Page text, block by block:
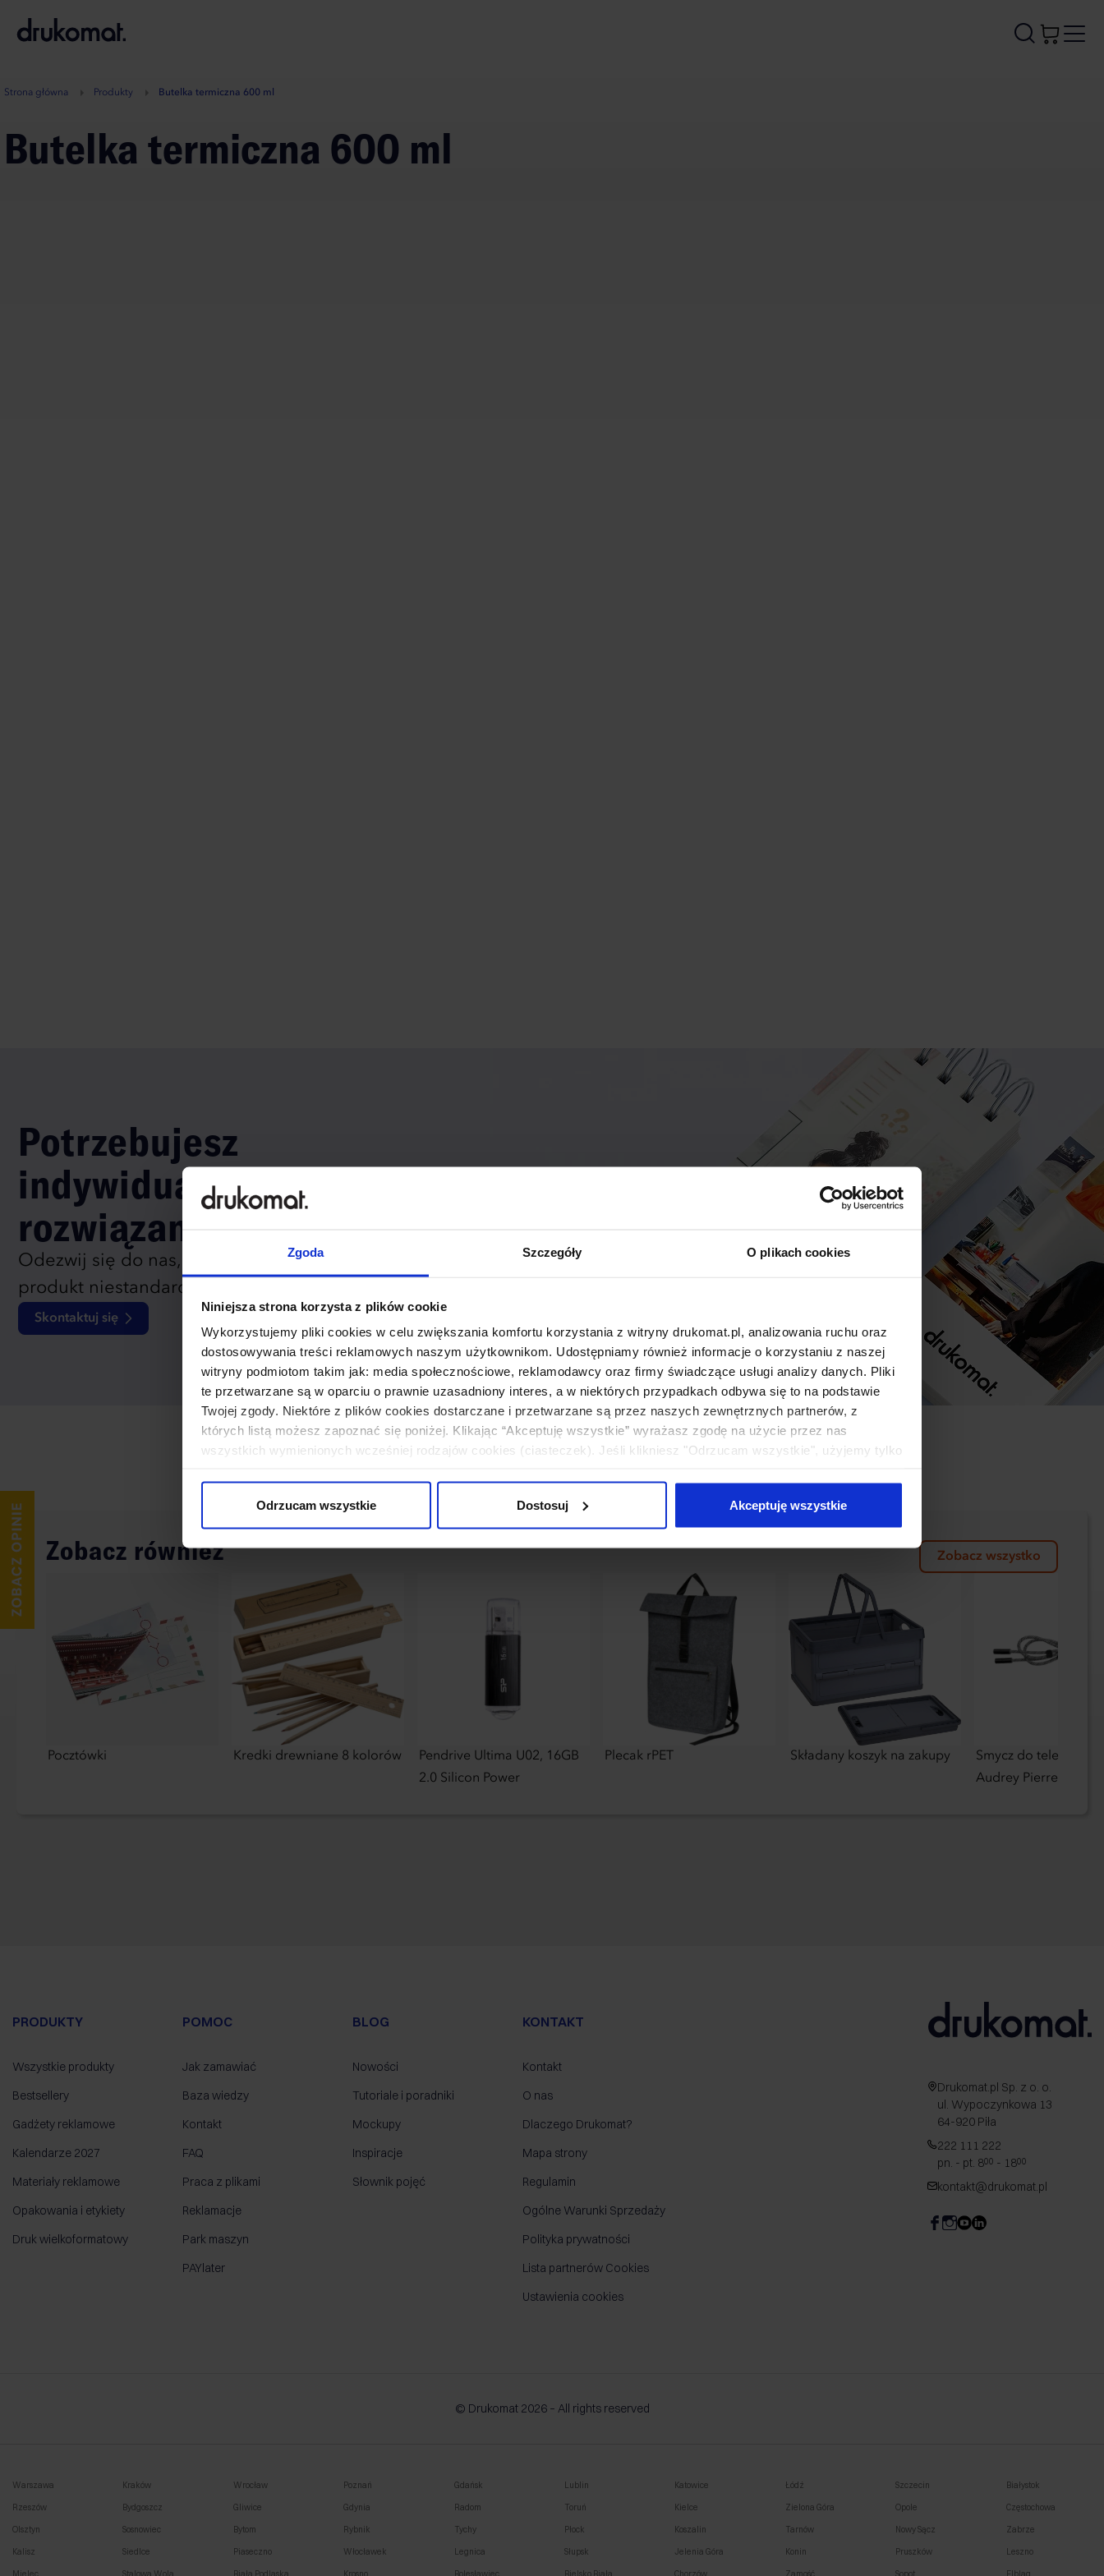
Zgoda Szczegóły O plikach cookies
Niniejsza strona korzysta z plików cookie
Wykorzystujemy pliki cookies w celu zwiększania komfortu korzystania z witryny drukomat.pl, analizowania ruchu oraz
dostosowywania treści reklamowych naszym użytkownikom. Udostępniamy również informacje o korzystaniu z naszej
witryny podmiotom takim jak: media społecznościowe, reklamodawcy oraz firmy świadczące usługi analizy danych. Pliki
te przetwarzane są w oparciu o prawnie uzasadniony interes, a w niektórych przypadkach odbywa się to na podstawie
Twojej zgody. Niektóre z plików cookies dostarczane i przetwarzane są przez naszych zewnętrznych partnerów, z
których listą możesz zapoznać się poniżej. Klikając “Akceptuję wszystkie” wyrażasz zgodę na użycie przez nas
wszystkich wymienionych wcześniej rodzajów cookies (ciasteczek). Jeśli klikniesz "Odrzucam wszystkie", użyjemy tylko
Odrzucam wszystkie
Dostosuj Akceptuję wszystkie
A
Strona główna Produkty Butelka termiczna 600 ml
Butelka termiczna 600 ml
Potrzebujesz
indywidualnego
rozwiązania?
Odezwij się do nas, aby omówić
produkt niestandardowy.
Skontaktuj się
Zobacz również Zobacz wszystko
Pocztówki Kredki drewniane 8 kolorów
Pendrive Ultima U02, 16GB
2.0 Silicon Power
Plecak rPET Składany koszyk na zakupy
Smycz do telefonu z
Audrey Pierre Cardin
PRODUKTY
Wszystkie produkty
Bestsellery
Gadżety reklamowe
Kalendarze 2027
Materiały reklamowe
Opakowania i etykiety
Druk wielkoformatowy
POMOC
Jak zamawiać
Baza wiedzy
Kontakt
FAQ
Praca z plikami
Reklamacje
Park maszyn
PAYlater
BLOG
Nowości
Tutoriale i poradniki
Mockupy
Inspiracje
Słownik pojęć
KONTAKT
Kontakt
O nas
Dlaczego Drukomat?
Mapa strony
Regulamin
Ogólne Warunki Sprzedaży
Polityka prywatności
Lista partnerów Cookies
Ustawienia cookies
Drukomat.pl Sp. z o. o.
ul. Wypoczynkowa 13
64-920 Piła
222 111 222
pn. - pt. 800 - 1800
kontakt@drukomat.pl
© Drukomat 2026 – All rights reserved
Warszawa Kraków Wrocław Poznań Gdańsk Lublin Katowice Łódź Szczecin Białystok
Rzeszów Bydgoszcz Gliwice Gdynia Radom Toruń Kielce Zielona Góra Opole Częstochowa
Olsztyn Sosnowiec Bytom Rybnik Tychy Płock Koszalin Tarnów Nowy Sącz Zabrze
Kalisz Siedlce Piaseczno Włocławek Legnica Słupsk Jelenia Góra Konin Pruszków Leszno